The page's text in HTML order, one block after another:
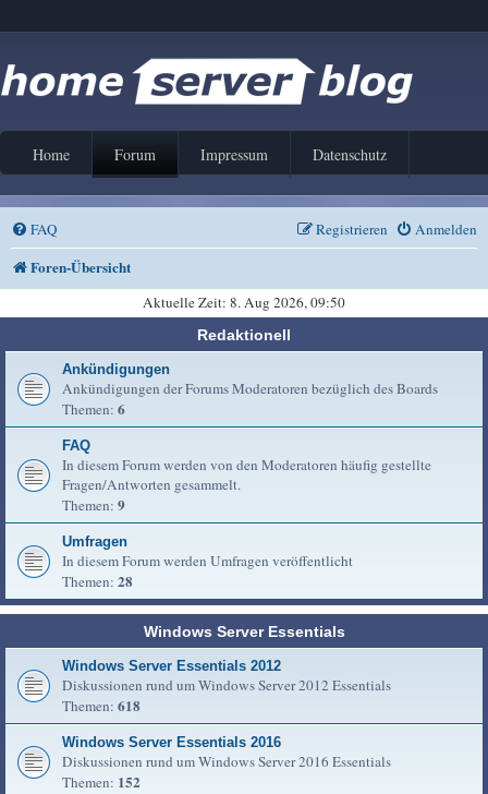
Home Forum Impressum Datenschutz
FAQ Anmelden
Registrieren
Foren-Übersicht
Aktuelle Zeit: 8. Aug 2026, 09:50
Redaktionell
Ankündigungen
Ankündigungen der Forums Moderatoren bezüglich des Boards
Themen: 6
FAQ
In diesem Forum werden von den Moderatoren häufig gestellte
Fragen/Antworten gesammelt.
Themen: 9
Umfragen
In diesem Forum werden Umfragen veröffentlicht
Themen: 28
Windows Server Essentials
Windows Server Essentials 2012
Diskussionen rund um Windows Server 2012 Essentials
Themen: 618
Windows Server Essentials 2016
Diskussionen rund um Windows Server 2016 Essentials
Themen: 152